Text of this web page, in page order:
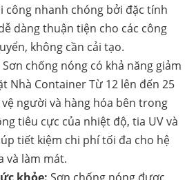
công nhanh chóng bởi đặc tính
dàng thuận tiện cho các công
không cần cải tạo.
Sơn chống nóng có khả năng giảm
Nhà Container Từ 12 lên đến 25
người và hàng hóa bên trong
tiêu cực của nhiệt độ, tia UV và
tiết kiệm chi phí tối đa cho hệ
và làm mát.